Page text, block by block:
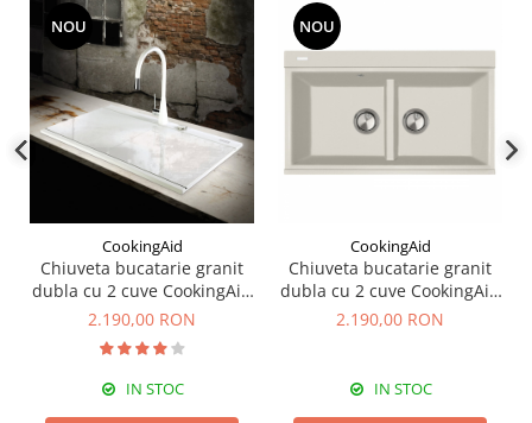
NOU
CookingAid
Chiuveta bucatarie granit
dubla cu 2 cuve CookingAid
Kinga LX8620 Alba / Polar
White + accesorii montaj
2.190,00 RON
IN STOC
NOU
CookingAid
Chiuveta bucatarie granit
dubla cu 2 cuve CookingAid
Kinga LX8620 Alba Galbui /
2.190,00 RON
IN STOC